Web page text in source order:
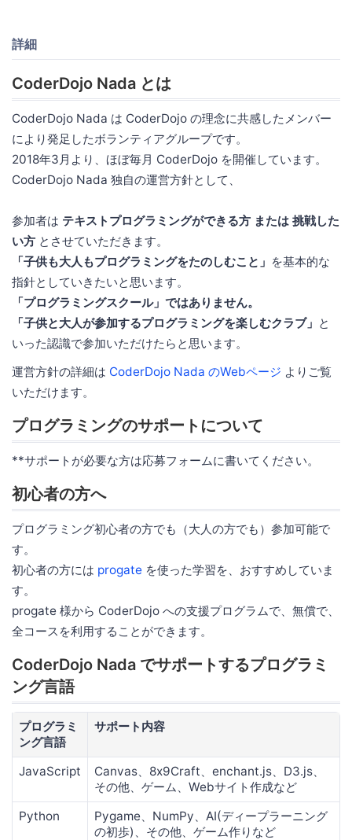
詳細
CoderDojo Nada とは
CoderDojo Nada は CoderDojo の理念に共感したメンバー
により発足したボランティアグループです。
2018年3月より、ほぼ毎月 CoderDojo を開催しています。
CoderDojo Nada 独自の運営方針として、
参加者は テキストプログラミングができる方 または 挑戦した
い方 とさせていただきます。
「子供も大人もプログラミングをたのしむこと」 を基本的な
指針としていきたいと思います。
「プログラミングスクール」ではありません。
「子供と大人が参加するプログラミングを楽しむクラブ」 と
いった認識で参加いただけたらと思います。
運営方針の詳細は CoderDojo Nada のWebページ よりご覧
いただけます。
プログラミングのサポートについて
**サポートが必要な方は応募フォームに書いてください。
初心者の方へ
プログラミング初心者の方でも（大人の方でも）参加可能で
す。
初心者の方には progate を使った学習を、おすすめしていま
す。
progate 様から CoderDojo への支援プログラムで、無償で、
全コースを利用することができます。
CoderDojo Nada でサポートするプログラミ
ング言語
プログラミ
ング言語
サポート内容
JavaScript
Canvas、8x9Craft、enchant.js、D3.js、
その他、ゲーム、Webサイト作成など
Python
Pygame、NumPy、AI(ディープラーニング
の初歩)、その他、ゲーム作りなど